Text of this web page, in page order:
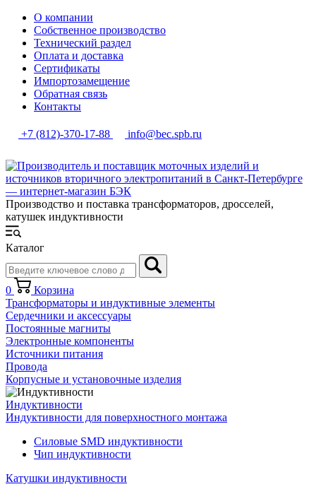
О компании
Собственное производство
Технический раздел
Оплата и доставка
Сертификаты
Импортозамещение
Обратная связь
Контакты
+7 (812)-370-17-88 info@bec.spb.ru
Производство и поставка трансформаторов, дросселей,
катушек индуктивности
Каталог
0
Корзина
Трансформаторы и индуктивные элементы
Сердечники и аксессуары
Постоянные магниты
Электронные компоненты
Источники питания
Провода
Корпусные и установочные изделия
Индуктивности
Индуктивности для поверхностного монтажа
Силовые SMD индуктивности
Чип индуктивности
Катушки индуктивности